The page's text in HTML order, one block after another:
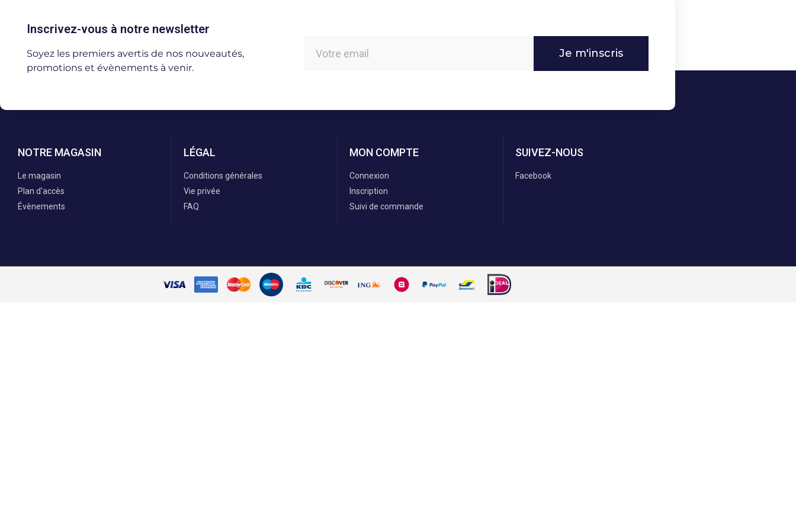
Inscrivez-vous à notre newsletter
Soyez les premiers avertis de nos nouveautés,
promotions et évènements à venir.
Je m'inscris
NOTRE MAGASIN
Le magasin
Plan d'accès
Évènements
LÉGAL
Conditions générales
Vie privée
FAQ
MON COMPTE
Connexion
Inscription
Suivi de commande
SUIVEZ-NOUS
Facebook